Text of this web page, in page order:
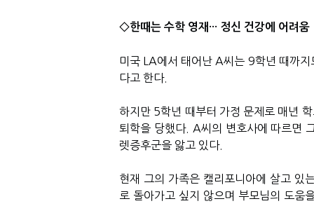
◇한때는 수학 영재··· 정신 건강에 어려움
미국 LA에서 태어난 A씨 는 9학년 때까지
다고 한다.
하지만 5학년 때부터 가정 문제로 매년
퇴학을 당했다. A씨 의 변호사에 따르면
렛증후군을 앓고 있다.
현재 그의 가족은 캘리포니아에 살고 있
로 돌아가고 싶지 않으며 부모님의 도움